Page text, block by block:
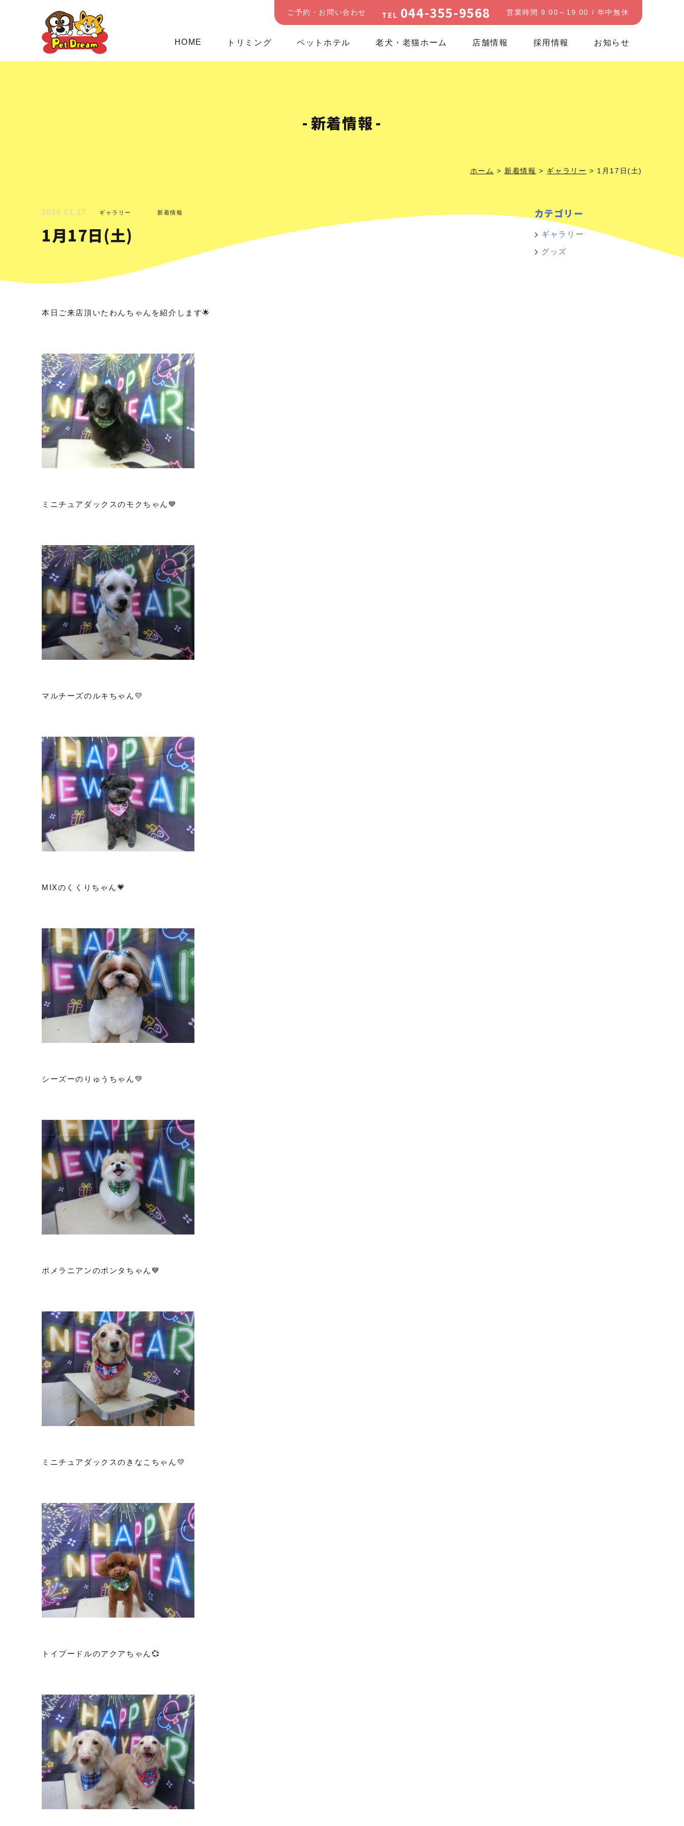
ご予約・お問い合わせ TEL 044-355-9568 営業時間 9:00～19:00 / 年中無休
HOME トリミング ペットホテル 老犬・老猫ホーム 店舗情報 採用情報 お知らせ
新着情報
ホーム > 新着情報 > ギャラリー > 1月17日(土)
2026.01.17 ギャラリー , 新着情報
1月17日(土)
本日ご来店頂いたわんちゃんを紹介します🌟
ミニチュアダックスのモクちゃん💙
マルチーズのルキちゃん💛
MIXのくくりちゃん💗
シーズーのりゅうちゃん💚
ポメラニアンのポンタちゃん💙
ミニチュアダックスのきなこちゃん💛
トイプードルのアクアちゃん💞
カテゴリー
ギャラリー
グッズ